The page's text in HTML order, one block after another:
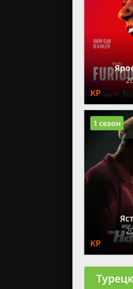
1 сезон